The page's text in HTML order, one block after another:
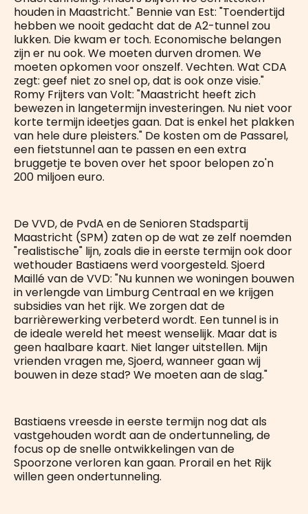
houden in Maastricht." Bennie van Est: "Toendertijd
hebben we nooit gedacht dat de A2-tunnel zou
lukken. Die kwam er toch. Economische belangen
zijn er nu ook. We moeten durven dromen. We
moeten opkomen voor onszelf. Vechten. Wat CDA
zegt: geef niet zo snel op, dat is ook onze visie."
Romy Frijters van Volt: "Maastricht heeft zich
bewezen in langetermijn investeringen. Nu niet voor
korte termijn ideetjes gaan. Dat is enkel het plakken
van hele dure pleisters." De kosten om de Passarel,
een fietstunnel aan te passen en een extra
bruggetje te boven over het spoor belopen zo'n
200 miljoen euro.
De VVD, de PvdA en de Senioren Stadspartij
Maastricht (SPM) zaten op de wat ze zelf noemden
"realistische" lijn, zoals die in eerste termijn ook door
wethouder Bastiaens werd voorgesteld. Sjoerd
Maillé van de VVD: "Nu kunnen we woningen bouwen
in verlengde van Limburg Centraal en we krijgen
subsidies van het rijk. We zorgen dat de
barrièrewerking verbeterd wordt. Een tunnel is in
de ideale wereld het meest wenselijk. Maar dat is
geen haalbare kaart. Niet langer uitstellen. Mijn
vrienden vragen me, Sjoerd, wanneer gaan wij
bouwen in deze stad? We moeten aan de slag."
Bastiaens vreesde in eerste termijn nog dat als
vastgehouden wordt aan de ondertunneling, de
focus op de snelle ontwikkelingen van de
Spoorzone verloren kan gaan. Prorail en het Rijk
willen geen ondertunneling.